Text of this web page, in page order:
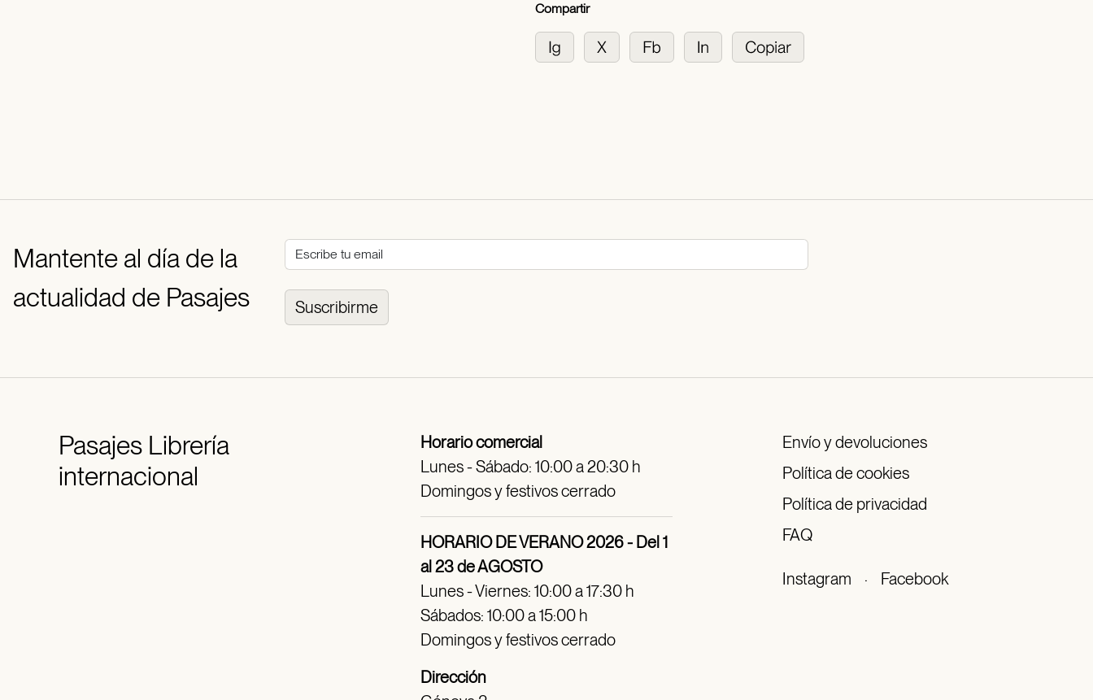
Compartir
Mantente al día de la
actualidad de Pasajes
Suscribirme
PasajesLibrería
internacional
Horario comercial
Lunes - Sábado: 10:00 a 20:30 h
Domingos y festivos cerrado
HORARIO DE VERANO 2026 - Del 1
al 23 de AGOSTO
Lunes - Viernes: 10:00 a 17:30 h
Sábados: 10:00 a 15:00 h
Domingos y festivos cerrado
Dirección
Envío y devoluciones
Política de cookies
Política de privacidad
FAQ
Instagram · Facebook